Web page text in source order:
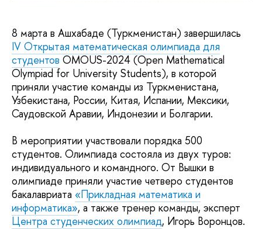
8 марта в Ашхабаде (Туркменистан) завершилась
IV Открытая математическая олимпиада для
студентов OMOUS-2024 (Open Mathematical
Olympiad for University Students), в которой
приняли участие команды из Туркменистана,
Узбекистана, России, Китая, Испании, Мексики,
Саудовской Аравии, Индонезии и Болгарии.
В мероприятии участвовали порядка 500
студентов. Олимпиада состояла из двух туров:
индивидуального и командного. От Вышки в
олимпиаде приняли участие четверо студентов
бакалавриата «Прикладная математика и
информатика», а также тренер команды, эксперт
Центра студенческих олимпиад, Игорь Воронцов.